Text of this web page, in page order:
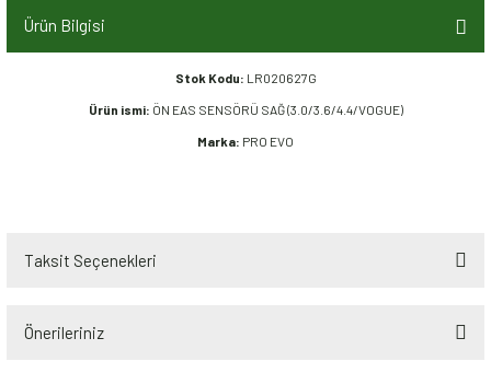
Ürün Bilgisi
Stok Kodu: LR020627G
Ürün ismi: ÖN EAS SENSÖRÜ SAĞ (3.0/3.6/4.4/VOGUE)
Marka: PRO EVO
Taksit Seçenekleri
Önerileriniz